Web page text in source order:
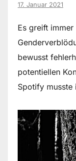
17. Januar 2021
Es greift
bewusst
potentiellen
Spotify